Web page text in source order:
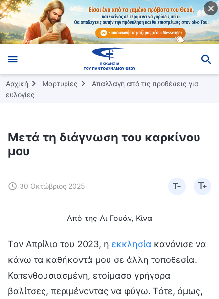
Αρχική Μαρτυρίες
Απαλλαγή από τις προθέσεις για
ευλογίες
Μετά τη διάγνωση του καρκίνου
μου
30 Οκτώβριος 2025
Από της Λι Γουάν, Κίνα
Τον Απρίλιο του 2023, η εκκλησία κανόνισε να
κάνω τα καθήκοντά μου σε άλλη τοποθεσία.
Κατενθουσιασμένη, ετοίμασα γρήγορα
βαλίτσες, περιμένοντας να φύγω. Τότε, όμως,